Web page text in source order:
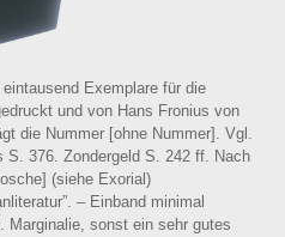
Exemplare für die
und von Hans Fronius von
die Nummer [ohne Nummer]. Vgl.
376. Zondergeld S. 242 ff. Nach
(siehe Exorial)
– Einband minimal
Marginalie, sonst ein sehr gutes